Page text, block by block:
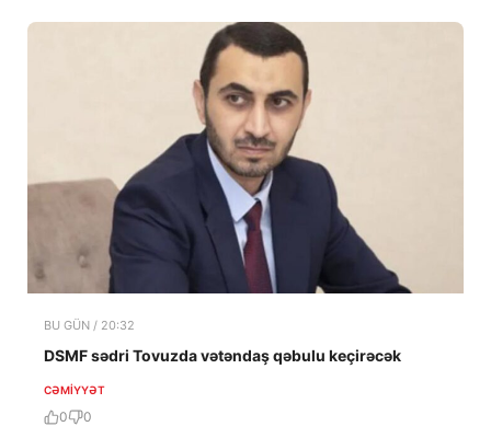
BU GÜN / 20:32
DSMF sədri Tovuzda vətəndaş qəbulu keçirəcək
CƏMIYYƏT
0 0